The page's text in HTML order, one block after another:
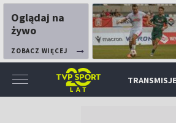
Oglądaj na
żywo
ZOBACZ WIĘCEJ
TRANSMISJE